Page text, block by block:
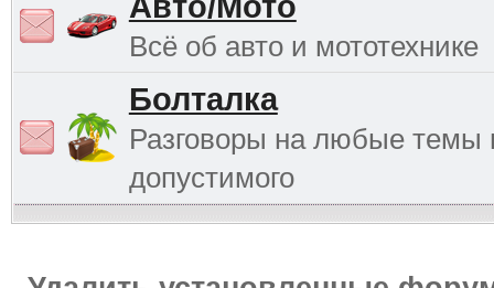
Всё об авто и мототехнике
Болталка
Разговоры на любые темы
допустимого